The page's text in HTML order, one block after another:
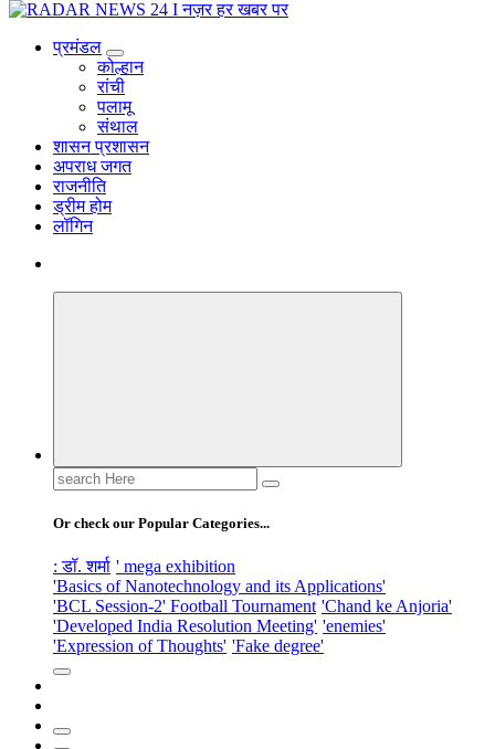
नज़र हर खबर पर
प्रमंडल
कोल्हान
रांची
पलामू
संथाल
शासन प्रशासन
अपराध जगत
राजनीति
ड्रीम होम
लॉगिन
Search
for:
Or check our Popular Categories...
: डॉ. शर्मा ' mega exhibition
'Basics of Nanotechnology and its Applications'
'BCL Session-2' Football Tournament 'Chand ke Anjoria'
'Developed India Resolution Meeting' 'enemies'
'Expression of Thoughts' 'Fake degree'